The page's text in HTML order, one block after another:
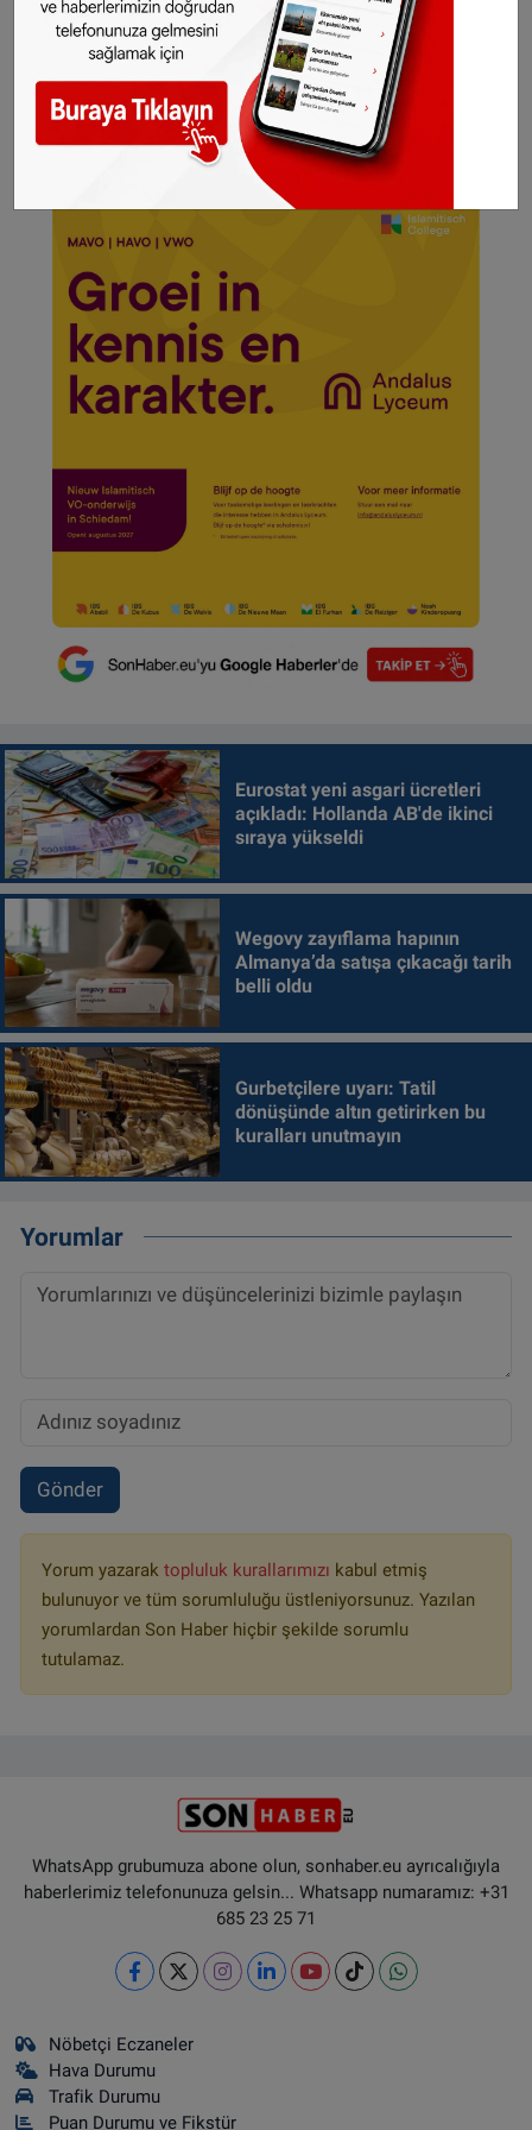
hesabından takip edilebiliyor. Ehliyet hazır
olduğunda ise ilgili belediye e-posta ile
bilgilendirme yapıyor. Adaylar ehliyetlerini
bizzat giderek teslim alabiliyor.
©Sonhaber.eu
Eurostat yeni asgari ücretleri
açıkladı: Hollanda AB'de ikinci
sıraya yükseldi
Wegovy zayıflama hapının
Almanya’da satışa çıkacağı tarih
belli oldu
Gurbetçilere uyarı: Tatil
dönüşünde altın getirirken bu
kuralları unutmayın
Yorumlar
Gönder
Yorum yazarak topluluk kurallarımızı kabul etmiş
bulunuyor ve tüm sorumluluğu üstleniyorsunuz. Yazılan
yorumlardan Son Haber hiçbir şekilde sorumlu
tutulamaz.
WhatsApp grubumuza abone olun, sonhaber.eu ayrıcalığıyla
haberlerimiz telefonunuza gelsin... Whatsapp numaramız: +31
685 23 25 71
Nöbetçi Eczaneler
Hava Durumu
Trafik Durumu
Puan Durumu ve Fikstür